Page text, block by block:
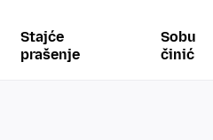
Stajće
prašenje
Sobu
činić